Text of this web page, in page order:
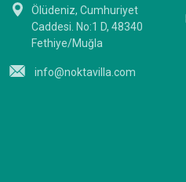
Ölüdeniz, Cumhuriyet
Caddesi. No:1 D, 48340
Fethiye/Muğla
info@noktavilla.com